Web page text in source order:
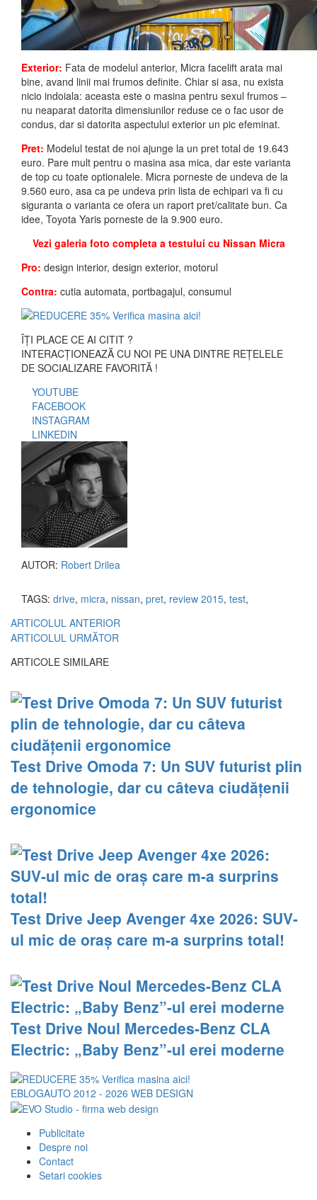
Exterior: Fata de modelul anterior, Micra facelift arata mai
bine, avand linii mai frumos definite. Chiar si asa, nu exista
nicio indoiala: aceasta este o masina pentru sexul frumos –
nu neaparat datorita dimensiunilor reduse ce o fac usor de
condus, dar si datorita aspectului exterior un pic efeminat.
Pret: Modelul testat de noi ajunge la un pret total de 19.643
euro. Pare mult pentru o masina asa mica, dar este varianta
de top cu toate optionalele. Micra porneste de undeva de la
9.560 euro, asa ca pe undeva prin lista de echipari va fi cu
siguranta o varianta ce ofera un raport pret/calitate bun. Ca
idee, Toyota Yaris porneste de la 9.900 euro.
Vezi galeria foto completa a testului cu Nissan Micra
Pro: design interior, design exterior, motorul
Contra: cutia automata, portbagajul, consumul
ÎȚI PLACE CE AI CITIT ?
INTERACȚIONEAZĂ CU NOI PE UNA DINTRE REȚELELE
DE SOCIALIZARE FAVORITĂ !
YOUTUBE
FACEBOOK
INSTAGRAM
LINKEDIN
AUTOR: Robert Drilea
TAGS: drive, micra, nissan, pret, review 2015, test,
ARTICOLUL ANTERIOR
ARTICOLUL URMĂTOR
ARTICOLE SIMILARE
Test Drive Omoda 7: Un SUV futurist plin
de tehnologie, dar cu câteva ciudățenii
ergonomice
Test Drive Jeep Avenger 4xe 2026: SUV-
ul mic de oraș care m-a surprins total!
Test Drive Noul Mercedes-Benz CLA
Electric: „Baby Benz”-ul erei moderne
EBLOGAUTO 2012 - 2026 WEB DESIGN
Publicitate
Despre noi
Contact
Setari cookies